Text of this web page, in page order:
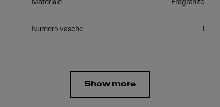
Materiale Fragranite
Numero vasche 1
Show more